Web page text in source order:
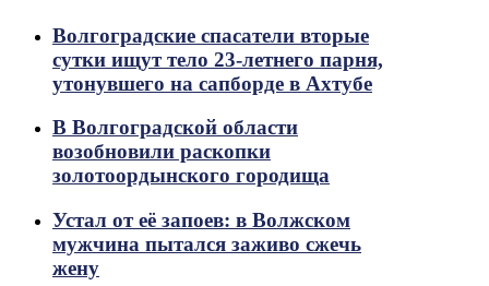
Волгоградские спасатели вторые
сутки ищут тело 23-летнего парня,
утонувшего на сапборде в Ахтубе
В Волгоградской области
возобновили раскопки
золотоордынского городища
Устал от её запоев: в Волжском
мужчина пытался заживо сжечь
жену